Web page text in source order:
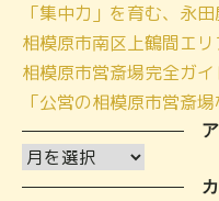
「集中力」を育む、永
相模原市南区上鶴間エ
相模原市営斎場完全ガイ
「公営の相模原市営斎
ア
ー